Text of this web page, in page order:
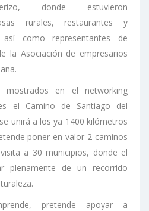
donde estuvieron
rurales, restaurantes y
como representantes de
la Asociación de empresarios
en el networking
el Camino de Santiago del
unirá a los ya 1400 kilómetros
poner en valor 2 caminos
a 30 municipios, donde el
plenamente de un recorrido
pretende apoyar a